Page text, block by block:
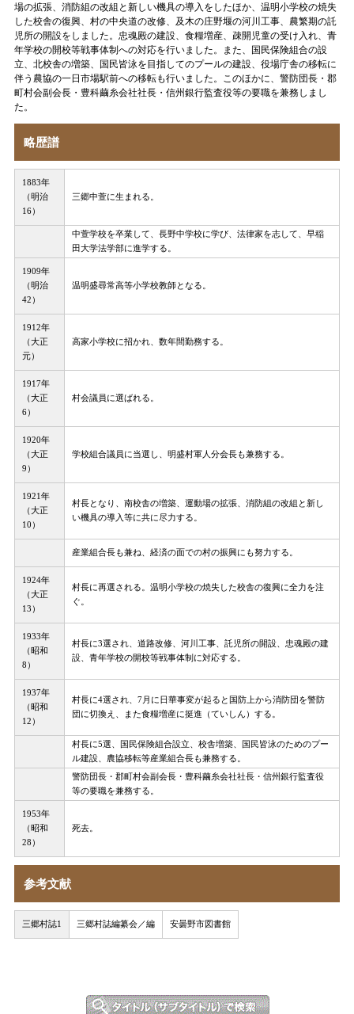
場の拡張、消防組の改組と新しい機具の導入をしたほか、温明小学校の焼失
した校舎の復興、村の中央道の改修、及木の庄野堰の河川工事、農繁期の託
児所の開設をしました。忠魂殿の建設、食糧増産、疎開児童の受け入れ、青
年学校の開校等戦事体制への対応を行いました。また、国民保険組合の設
立、北校舎の増築、国民皆泳を目指してのプールの建設、役場庁舎の移転に
伴う農協の一日市場駅前への移転も行いました。このほかに、警防団長・郡
町村会副会長・豊科繭糸会社社長・信州銀行監査役等の要職を兼務しまし
た。
略歴譜
1883年
（明治
16）
三郷中萱に生まれる。
中萱学校を卒業して、長野中学校に学び、法律家を志して、早稲
田大学法学部に進学する。
1909年
（明治
42）
温明盛尋常高等小学校教師となる。
1912年
（大正
元）
高家小学校に招かれ、数年間勤務する。
1917年
（大正
6）
村会議員に選ばれる。
1920年
（大正
9）
学校組合議員に当選し、明盛村軍人分会長も兼務する。
1921年
（大正
10）
村長となり、南校舎の増築、運動場の拡張、消防組の改組と新し
い機具の導入等に共に尽力する。
産業組合長も兼ね、経済の面での村の振興にも努力する。
1924年
（大正
13）
村長に再選される。温明小学校の焼失した校舎の復興に全力を注
ぐ。
1933年
（昭和
8）
村長に3選され、道路改修、河川工事、託児所の開設、忠魂殿の建
設、青年学校の開校等戦事体制に対応する。
1937年
（昭和
12）
村長に4選され、7月に日華事変が起ると国防上から消防団を警防
団に切換え、また食糧増産に挺進（ていしん）する。
村長に5選、国民保険組合設立、校舎増築、国民皆泳のためのプー
ル建設、農協移転等産業組合長も兼務する。
警防団長・郡町村会副会長・豊科繭糸会社社長・信州銀行監査役
等の要職を兼務する。
1953年
（昭和
28）
死去。
参考文献
三郷村誌1 三郷村誌編纂会／編 安曇野市図書館